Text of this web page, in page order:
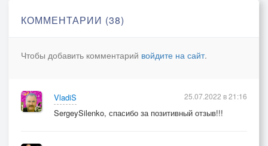
КОММЕНТАРИИ (38)
Чтобы добавить комментарий войдите на сайт.
VladiS
SergeySilenko, спасибо за позитивный отзыв!!!
25.07.2022 в 21:16